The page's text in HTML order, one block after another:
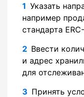
Указать
например
стандарта
Ввести
и адрес
для
Принять